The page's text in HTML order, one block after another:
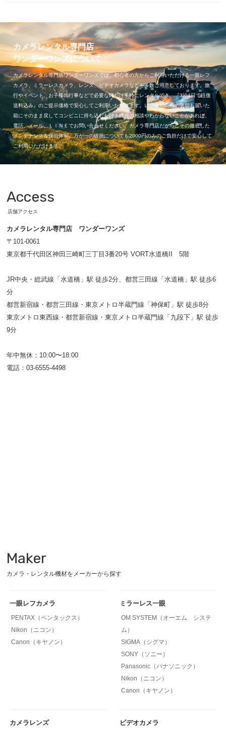
カメラレンタル専門店
ワンダーワンズについて
カメラレンタル専門店ワンダーワンズでは、初心者の方からご利用いただける一眼レフ
カメラ、ミラーレスカメラ、レンズ、ビデオカメラなどを多数ご用意しております。旅
行やイベント、お子様の行事などで必要な時だけ手軽にレンタルでき、『3泊4日で往復
送料込み』のご提示価格で安心してご利用いただけます。レンタル商品の返却も届いた
箱にそのまま戻してコンビニに持ち込むだけ！機種の相談やわからないことがあれば、
電話、メール、ＬＩＮＥでお問い合わせください。カメラ専門店だからこその徹底した
メンテナンス＆保管体制。万が一の破損についても2000円のみのご負担だけで安心して
ご利用いただけます。
Access
店舗アクセス
カメラレンタル専門店 ワンダーワンズ
〒101-0061
東京都千代田区神田三崎町三丁目3番20号 VORT水道橋II 5階
JR中央・総武線「水道橋」駅 徒歩2分、都営三田線「水道橋」駅 徒歩6
分
都営新宿線・都営三田線・東京メトロ半蔵門線「神保町」駅 徒歩8分
東京メトロ東西線・都営新宿線・東京メトロ半蔵門線「九段下」駅 徒歩
9分
年中無休：10:00〜18:00
電話：03-6555-4498
Maker
カメラ・レンタル機材をメーカーから探す
一眼レフカメラ
PENTAX（ペンタックス）
Nikon（ニコン）
Canon（キヤノン）
ミラーレス一眼
OM SYSTEM（オーエム システ
ム）
SIGMA（シグマ）
SONY（ソニー）
Panasonic（パナソニック）
Nikon（ニコン）
Canon（キヤノン）
カメラレンズ ビデオカメラ